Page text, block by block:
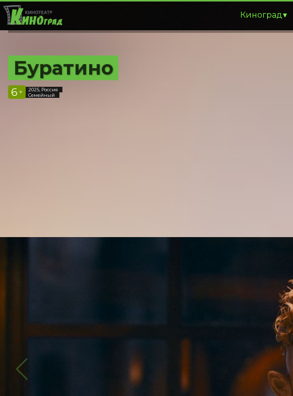
Киноград
Буратино
6 +
2025, Россия
Семейный